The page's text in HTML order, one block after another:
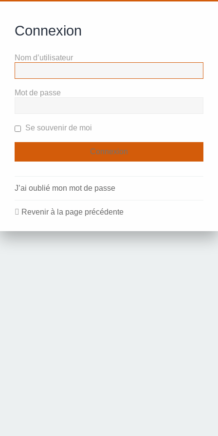
Connexion
Nom d’utilisateur
Mot de passe
Se souvenir de moi
J’ai oublié mon mot de passe
Revenir à la page précédente